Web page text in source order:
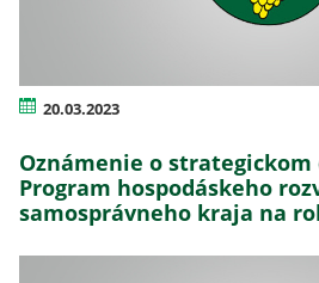
20.03.2023
Oznámenie o
Program hospodáskeho
samosprávneho kraja na